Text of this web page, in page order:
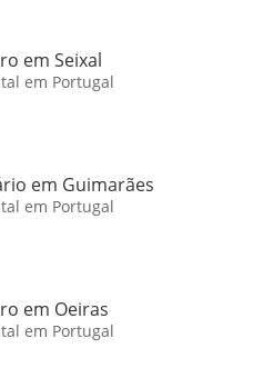
em Seixal
em Portugal
em Guimarães
em Portugal
em Oeiras
em Portugal